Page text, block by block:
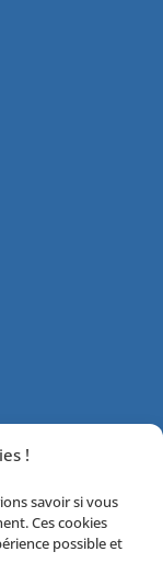
!
savoir si vous
Ces cookies
possible et